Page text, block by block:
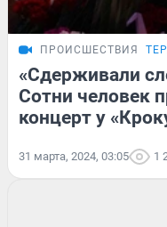
ПРОИСШЕСТВИЯ
«Сдерживали
Сотни человек
концерт у
31 марта, 2024, 03:05 1